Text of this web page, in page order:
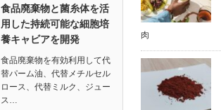
食品廃棄物と菌糸体を活
用した持続可能な細胞培
養キャビアを開発
食品廃棄物を有効利用して代
替パーム油、代替メチルセル
ロース、代替ミルク、ジュー
ス…
肉